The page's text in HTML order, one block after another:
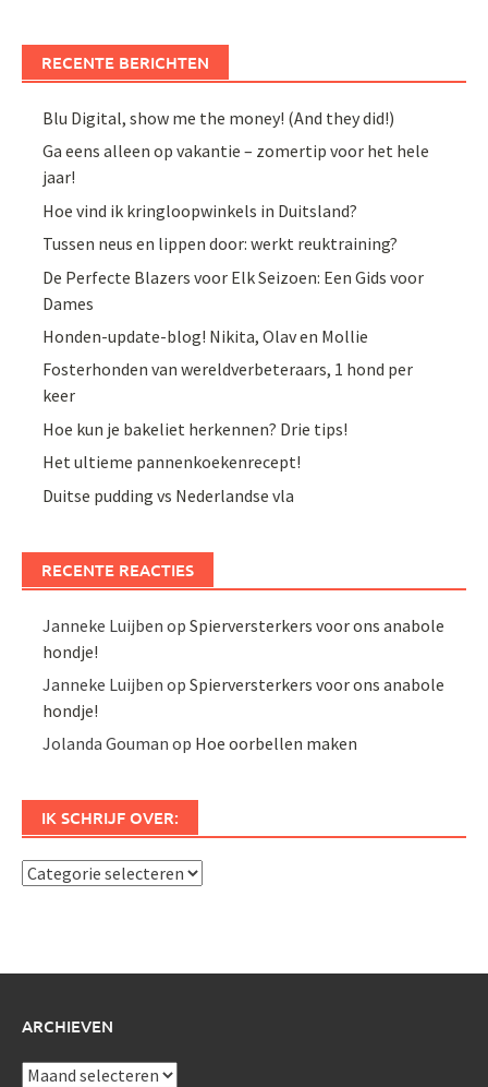
RECENTE BERICHTEN
Blu Digital, show me the money! (And they did!)
Ga eens alleen op vakantie – zomertip voor het hele
jaar!
Hoe vind ik kringloopwinkels in Duitsland?
Tussen neus en lippen door: werkt reuktraining?
De Perfecte Blazers voor Elk Seizoen: Een Gids voor
Dames
Honden-update-blog! Nikita, Olav en Mollie
Fosterhonden van wereldverbeteraars, 1 hond per
keer
Hoe kun je bakeliet herkennen? Drie tips!
Het ultieme pannenkoekenrecept!
Duitse pudding vs Nederlandse vla
RECENTE REACTIES
Janneke Luijben opSpierversterkers voor ons anabole
hondje!
Janneke Luijben opSpierversterkers voor ons anabole
hondje!
Jolanda Gouman op Hoe oorbellen maken
IK SCHRIJF OVER:
Ik
ARCHIEVEN
Archieven